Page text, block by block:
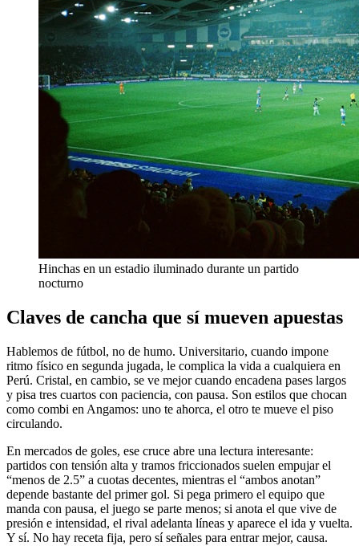
Hinchas en un estadio iluminado durante un partido
nocturno
Claves de cancha que sí mueven apuestas
Hablemos de fútbol, no de humo. Universitario, cuando impone
ritmo físico en segunda jugada, le complica la vida a cualquiera en
Perú. Cristal, en cambio, se ve mejor cuando encadena pases largos
y pisa tres cuartos con paciencia, con pausa. Son estilos que chocan
como combi en Angamos: uno te ahorca, el otro te mueve el piso
circulando.
En mercados de goles, ese cruce abre una lectura interesante:
partidos con tensión alta y tramos friccionados suelen empujar el
“menos de 2.5” a cuotas decentes, mientras el “ambos anotan”
depende bastante del primer gol. Si pega primero el equipo que
manda con pausa, el juego se parte menos; si anota el que vive de
presión e intensidad, el rival adelanta líneas y aparece el ida y vuelta.
Y sí. No hay receta fija, pero sí señales para entrar mejor, causa.